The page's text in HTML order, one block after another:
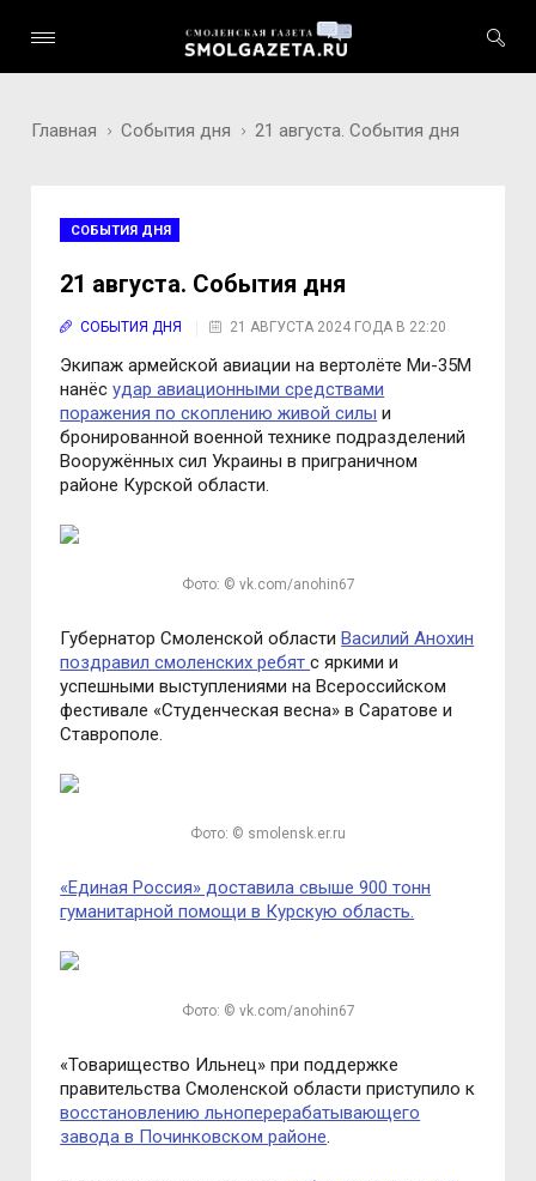
Главная События дня 21 августа. События дня
СОБЫТИЯ ДНЯ
21 августа. События дня
СОБЫТИЯ ДНЯ 21 АВГУСТА 2024 ГОДА В 22:20
Экипаж армейской авиации на вертолёте Ми-35М
нанёсудар авиационными средствами
поражения по скоплению живой силы и
бронированной военной технике подразделений
Вооружённых сил Украины в приграничном
районе Курской области.
Фото: © vk.com/anohin67
Губернатор Смоленской областиВасилий Анохин
поздравил смоленских ребятс яркими и
успешными выступлениями на Всероссийском
фестивале «Студенческая весна» в Саратове и
Ставрополе.
Фото: © smolensk.er.ru
«Единая Россия» доставила свыше 900 тонн
гуманитарной помощи в Курскую область.
Фото: © vk.com/anohin67
«Товарищество Ильнец» при поддержке
правительства Смоленской области приступило к
восстановлению льноперерабатывающего
завода в Починковском районе.